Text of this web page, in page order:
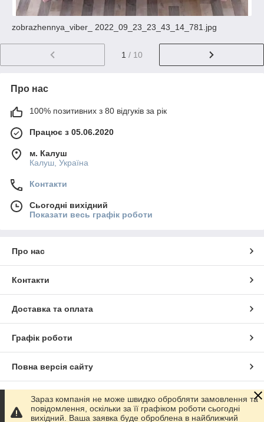
zobrazhennya_viber_ 2022_09_23_23_43_14_781.jpg
1 / 10
Про нас
100% позитивних з 80 відгуків за рік
Працює з 05.06.2020
м. Калуш
Калуш, Україна
Контакти
Сьогодні вихідний
Показати весь графік роботи
Про нас
Контакти
Доставка та оплата
Графік роботи
Повна версія сайту
Сайт створено на маркетплейсі Prom.ua
Зараз компанія не може швидко обробляти замовлення та
повідомлення, оскільки за її графіком роботи сьогодні
вихідний. Ваша заявка буде оброблена в найближчий